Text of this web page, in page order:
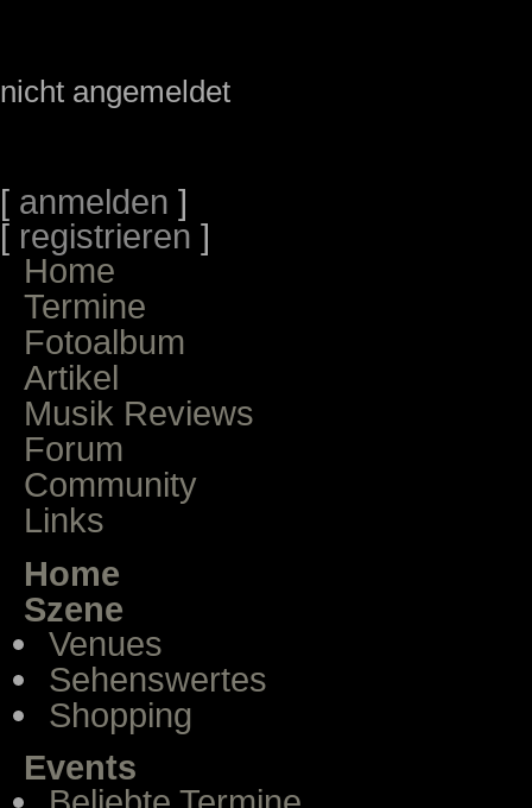
nicht angemeldet
[ anmelden ]
[ registrieren ]
Home
Termine
Fotoalbum
Artikel
Musik Reviews
Forum
Community
Links
Home
Szene
Venues
Sehenswertes
Shopping
Events